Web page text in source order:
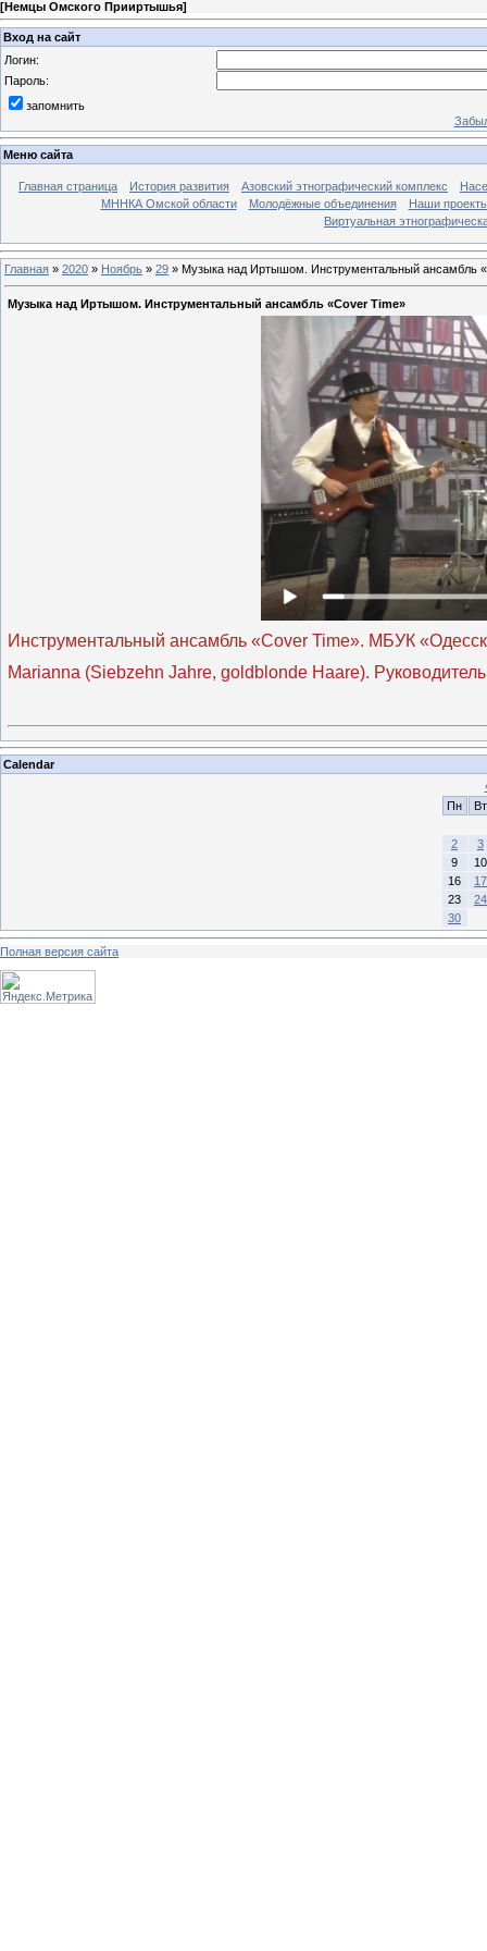
[Немцы Омского Прииртышья]
Вход на сайт
Логин:
Пароль:
запомнить
Меню сайта
Главная страница История развития Азовский этнографический комплекс
МННКА Омской области
Молодёжные объединения
Наши
Виртуальная
Главная » 2020 » Ноябрь » 29 » Музыка над Иртышом. Инструментальный ансамбль
Музыка над Иртышом. Инструментальный ансамбль «Cover Time»
Инструментальный ансамбль «Cover Time». МБУК
Marianna (Siebzehn Jahre, goldblonde Haare).
Calendar
Пн
Вт
2
3
9
10
16
17
23
24
30
Полная версия сайта